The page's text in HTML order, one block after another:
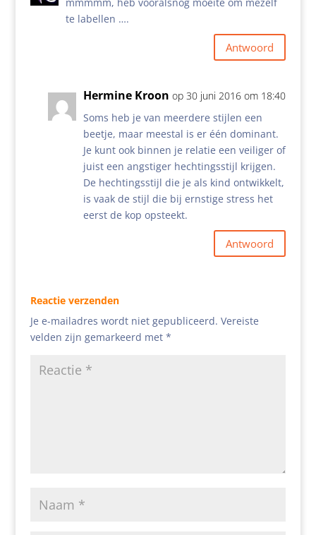
te labellen ….
Antwoord
Hermine Kroon op 30 juni 2016 om 18:40
Soms heb je van meerdere stijlen een
beetje, maar meestal is er één dominant.
Je kunt ook binnen je relatie een veiliger of
juist een angstiger hechtingsstijl krijgen.
De hechtingsstijl die je als kind ontwikkelt,
is vaak de stijl die bij ernstige stress het
eerst de kop opsteekt.
Antwoord
Reactie verzenden
Je e-mailadres wordt niet gepubliceerd. Vereiste
velden zijn gemarkeerd met *